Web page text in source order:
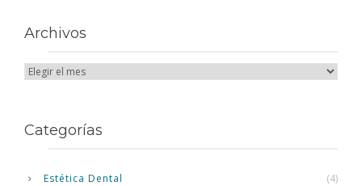
Archivos
Categorías
Estética Dental (4)